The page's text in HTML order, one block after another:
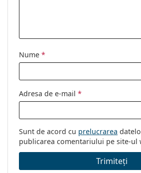
Nume *
Adresa de e-mail *
Sunt de acord cu prelucrarea
publicarea comentariului pe site-ul
Trimiteți